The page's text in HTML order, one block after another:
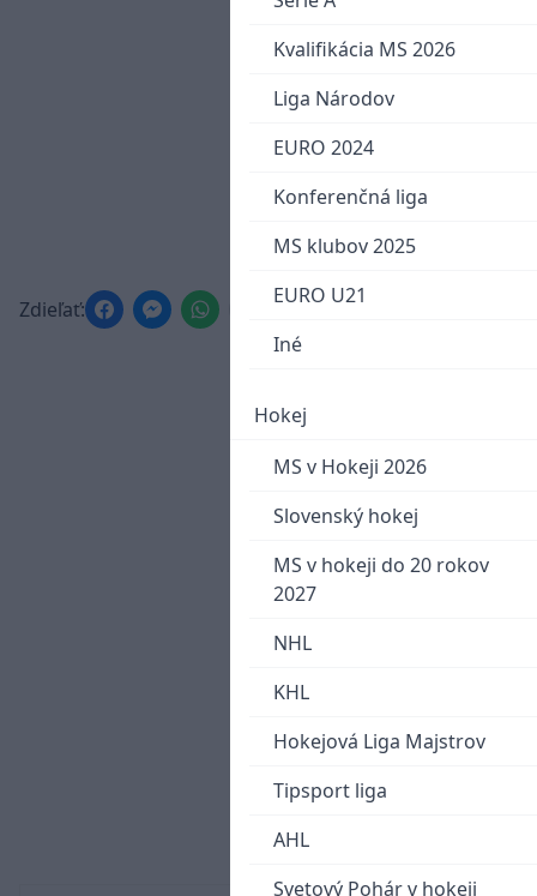
Kvalifikácia MS 2026
Liga Národov
EURO 2024
Konferenčná liga
MS klubov 2025
EURO U21
Iné
Hokej
MS v Hokeji 2026
Slovenský hokej
MS v hokeji do 20 rokov
2027
NHL
KHL
Hokejová Liga Majstrov
Tipsport liga
AHL
Svetový Pohár v hokeji
Zdieľať: